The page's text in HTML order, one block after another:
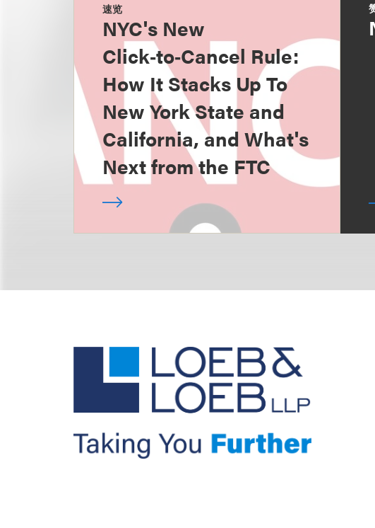
速览
NYC's New
Click‑to‑Cancel Rule:
How It Stacks Up To
New York State and
California, and What's
Next from the FTC